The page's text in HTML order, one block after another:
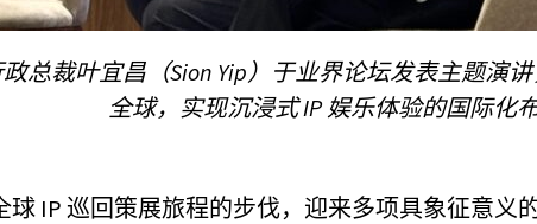
政总裁叶宜昌（Sion Yip）于业界论坛发表主题
全球，实现沉浸式 IP 娱乐体验的国际化布
球 IP 巡回策展旅程的步伐，迎来多项具象征意义